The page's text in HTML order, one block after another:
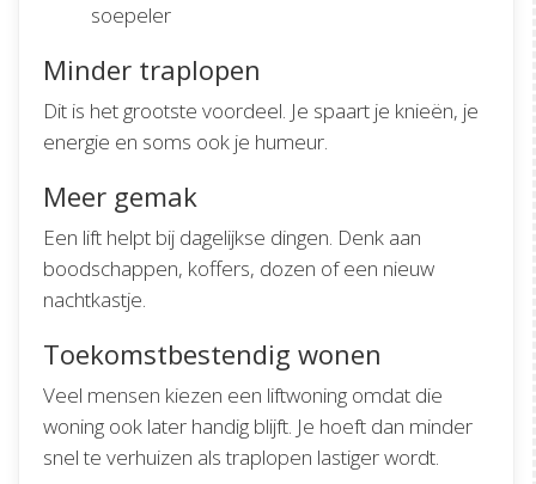
soepeler
Minder traplopen
Dit is het grootste voordeel. Je spaart je knieën, je
energie en soms ook je humeur.
Meer gemak
Een lift helpt bij dagelijkse dingen. Denk aan
boodschappen, koffers, dozen of een nieuw
nachtkastje.
Toekomstbestendig wonen
Veel mensen kiezen een liftwoning omdat die
woning ook later handig blijft. Je hoeft dan minder
snel te verhuizen als traplopen lastiger wordt.